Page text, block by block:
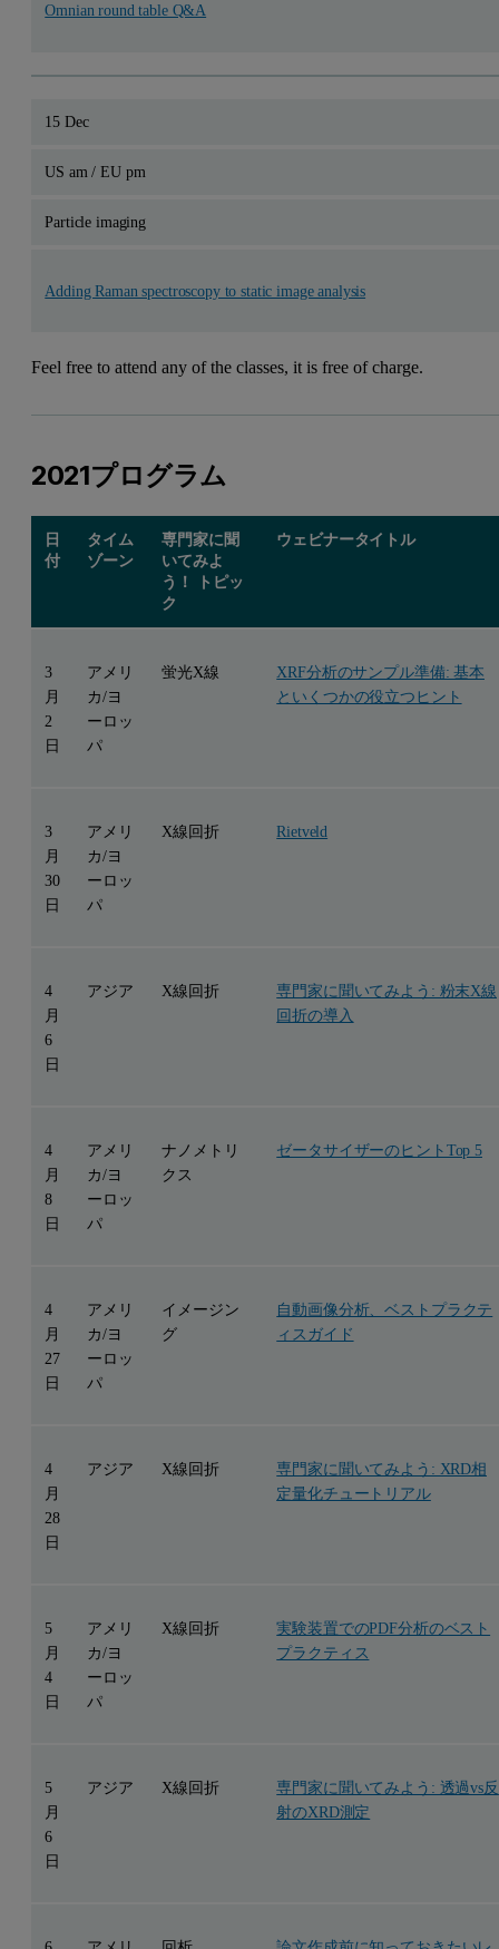
Omnian round table Q&A
15 Dec
US am / EU pm
Particle imaging
Adding Raman spectroscopy to static image analysis
Feel free to attend any of the classes, it is free of charge.
2021プログラム
日
付
タイム
ゾーン
専門家に聞
いてみよ
う！ トピッ
ク
ウェビナータイトル
3
月
2
日
アメリ
カ/ヨ
ーロッ
パ
蛍光X線
XRF分析のサンプル準備: 基本
といくつかの役立つヒント
3
月
30
日
アメリ
カ/ヨ
ーロッ
パ
X線回折 Rietveld
4
月
6
日
アジア X線回折
専門家に聞いてみよう: 粉末X線
回折の導入
4
月
8
日
アメリ
カ/ヨ
ーロッ
パ
ナノメトリ
クス
ゼータサイザーのヒントTop 5
4
月
27
日
アメリ
カ/ヨ
ーロッ
パ
イメージン
グ
自動画像分析、ベストプラクテ
ィスガイド
4
月
28
日
アジア X線回折
専門家に聞いてみよう: XRD相
定量化チュートリアル
5
月
4
日
アメリ
カ/ヨ
ーロッ
パ
X線回折
実験装置でのPDF分析のベスト
プラクティス
5
月
6
日
アジア X線回折
専門家に聞いてみよう: 透過vs反
射のXRD測定